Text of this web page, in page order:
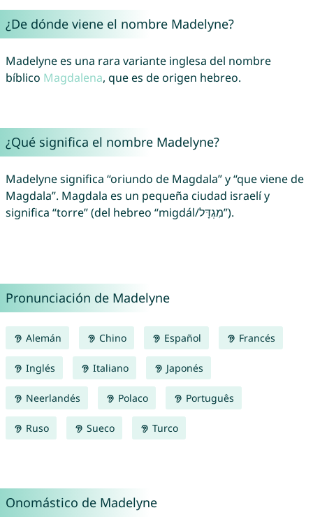
¿De dónde viene el nombre Madelyne?
Madelyne es una rara variante inglesa del nombre
bíblico Magdalena, que es de origen hebreo.
¿Qué significa el nombre Madelyne?
Madelyne significa “oriundo de Magdala” y “que viene de
Magdala”. Magdala es un pequeña ciudad israelí y
significa “torre” (del hebreo “migdál/מִגְדָּל”).
Pronunciación de Madelyne
Alemán Chino Español Francés
Inglés Italiano Japonés
Neerlandés Polaco Português
Ruso Sueco Turco
Onomástico de Madelyne